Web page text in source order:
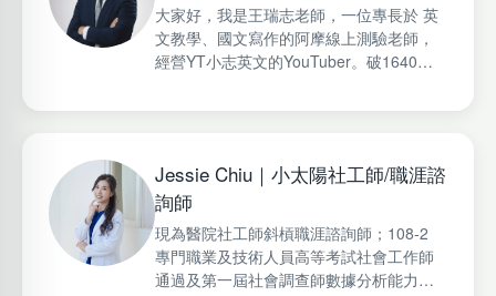
大家好，我是王瑞志老師，一位專長於 英
文教學、國文寫作的阿摩線上測驗老師，
經營YT小志英文的YouTuber。破1640人
人線上購買的里程碑。分享新多益英文、
Jessie Chiu｜小太陽社工師/職涯諮
詢師
現為醫院社工師斜槓職涯諮詢師；108-2
專門職業及技術人員高等考試社會工作師
通過及第一屆社會調查師數據分析能力認